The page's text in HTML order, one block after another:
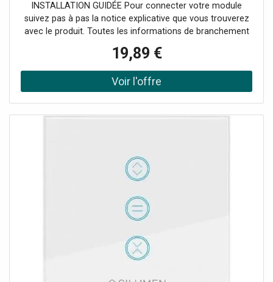
INSTALLATION GUIDÉE Pour connecter votre module
suivez pas à pas la notice explicative que vous trouverez
avec le produit. Toutes les informations de branchement
positionné où vous le souhaitez (derrière un interrupteur,
dans un meuble, ...). Pour connecter le module à votre
téléphone, il vous faudra télécharger l'application
Tuya/Smart Life. MODULE WIFI Pilotez vos volets roulants
Roulant Connecté WiFiet contrôlez leurs déplacements
alors n'attendez plus: passez à l'installation domotique.
AUTOMATISATION DE VOTRE INSTALLATION Utilisez ce
module pour ouvrir et fermer les volets roulants de votre
chambre, de votre salon... Le module est compatible avec
l'application Tuya/Smart Life qui vous permettra le
déplacement de votre volet électrique en un seul clic !
Vous pouvez aussi contrôler le volet avec la commande
vocale. COMMANDE VOCALE Cet interrupteur Wifi est
compatible avec l'application Tuya/Smart Life pour vous
19,89 €